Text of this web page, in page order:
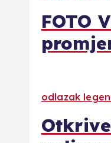
FOTO
odlazak